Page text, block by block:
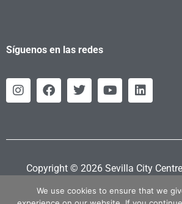
Síguenos en las redes
Copyright © 2026 Sevilla City
We use cookies to ensure that we